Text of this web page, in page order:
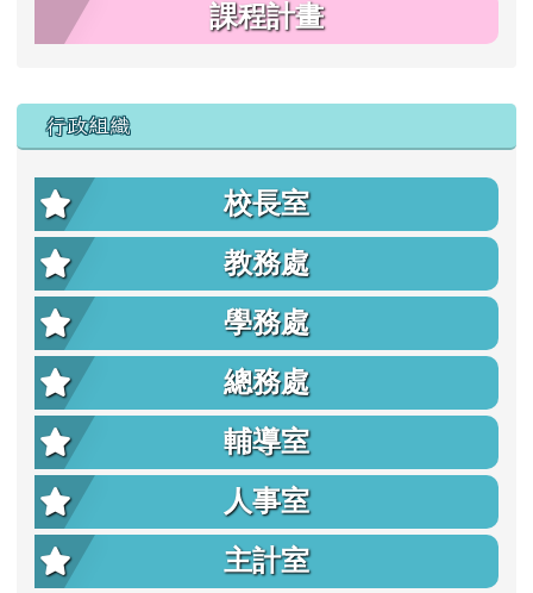
課程計畫
行政組織
校長室
教務處
學務處
總務處
輔導室
人事室
主計室